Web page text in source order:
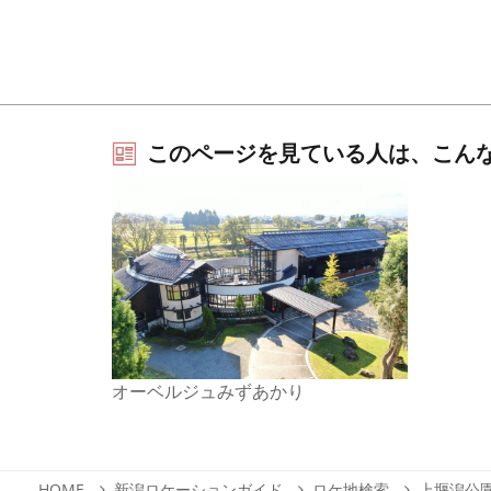
このページを見ている人は、こん
オーベルジュみずあかり